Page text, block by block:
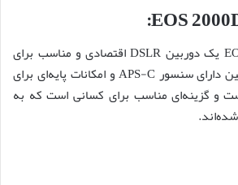
دوربین کانن EOS 2000D یک دوربین DSLR اقتصادی و مناسب برای
مبتدیان است. این دوربین دارای سنسور APS-C و امکانات پایه‌ای برای
و گزینه‌ای مناسب برای کسانی است که به